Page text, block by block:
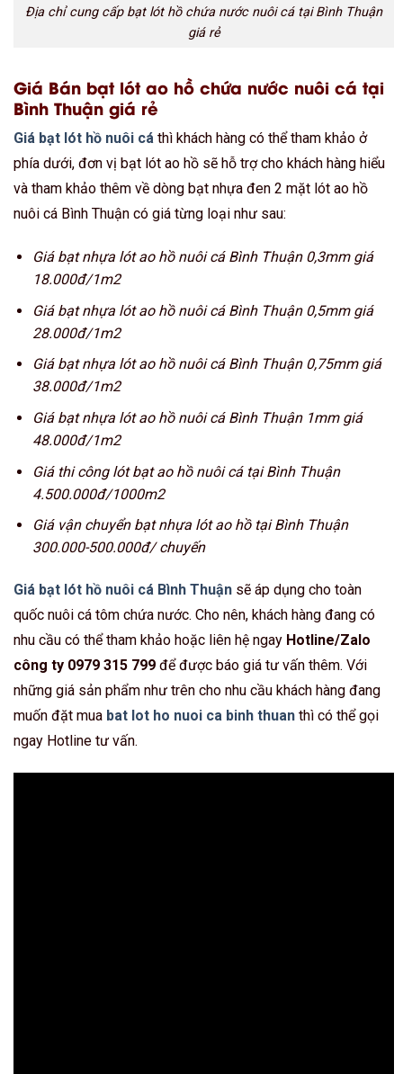
Địa chỉ cung cấp bạt lót hồ chứa nước nuôi cá tại Bình Thuận
giá rẻ
Giá Bán bạt lót ao hồ chứa nước nuôi cá tại
Bình Thuận giá rẻ
Giá bạt lót hồ nuôi cá thì khách hàng có thể tham khảo ở
phía dưới, đơn vị bạt lót ao hồ sẽ hỗ trợ cho khách hàng hiểu
và tham khảo thêm về dòng bạt nhựa đen 2 mặt lót ao hồ
nuôi cá Bình Thuận có giá từng loại như sau:
Giá bạt nhựa lót ao hồ nuôi cá Bình Thuận 0,3mm giá
18.000đ/1m2
Giá bạt nhựa lót ao hồ nuôi cá Bình Thuận 0,5mm giá
28.000đ/1m2
Giá bạt nhựa lót ao hồ nuôi cá Bình Thuận 0,75mm giá
38.000đ/1m2
Giá bạt nhựa lót ao hồ nuôi cá Bình Thuận 1mm giá
48.000đ/1m2
Giá thi công lót bạt ao hồ nuôi cá tại Bình Thuận
4.500.000đ/1000m2
Giá vận chuyển bạt nhựa lót ao hồ tại Bình Thuận
300.000-500.000đ/ chuyến
Giá bạt lót hồ nuôi cá Bình Thuận sẽ áp dụng cho toàn
quốc nuôi cá tôm chứa nước. Cho nên, khách hàng đang có
nhu cầu có thể tham khảo hoặc liên hệ ngay Hotline/Zalo
công ty 0979 315 799 để được báo giá tư vấn thêm. Với
những giá sản phẩm như trên cho nhu cầu khách hàng đang
muốn đặt mua bat lot ho nuoi ca binh thuan thì có thể gọi
ngay Hotline tư vấn.